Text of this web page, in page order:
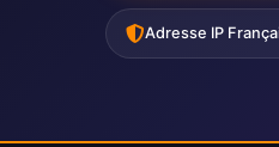
Adresse IP